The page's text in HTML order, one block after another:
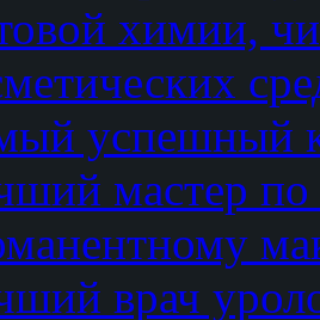
химии,
успешный
мастер по
врач